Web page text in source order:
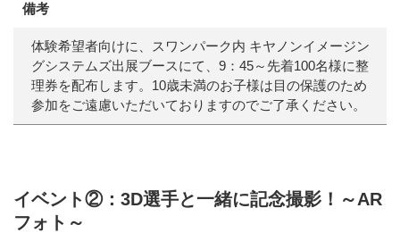
備考
体験希望者向けに、スワンパーク内 キヤノンイメージン
グシステムズ出展ブースにて、9：45～先着100名様に整
理券を配布します。10歳未満のお子様は目の保護のため
参加をご遠慮いただいておりますのでご了承ください。
イベント②：3D選手と一緒に記念撮影！～AR
フォト～